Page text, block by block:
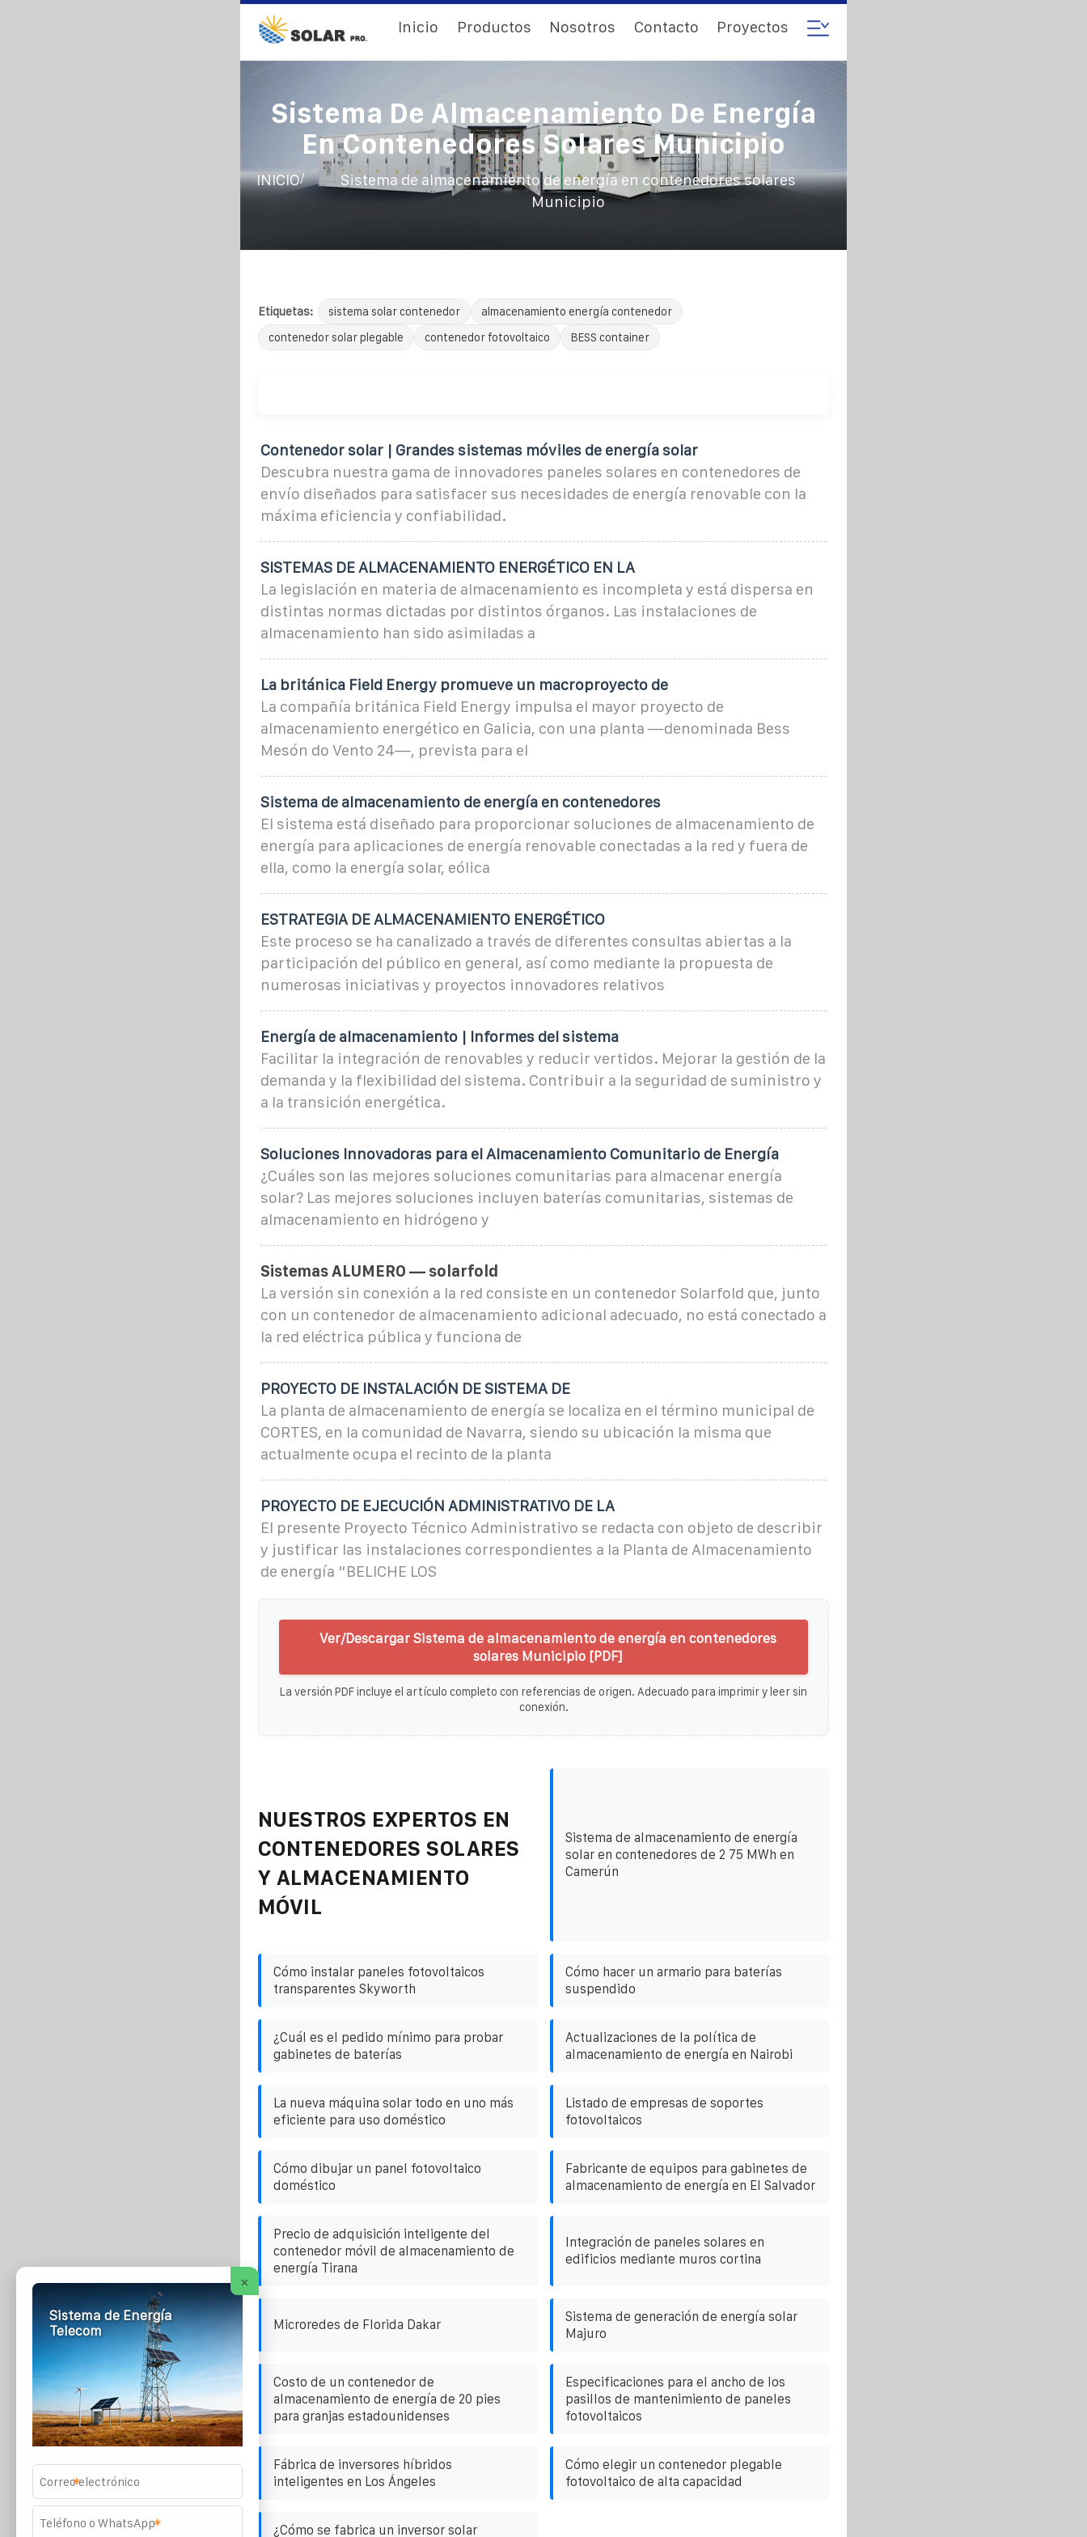
Inicio Productos Nosotros Contacto Proyectos
Sistema De Almacenamiento De Energía
En Contenedores Solares Municipio
INICIO/
Sistema de almacenamiento de energía en contenedores solares
Municipio
Etiquetas: sistema solar contenedor
almacenamiento energía contenedor
contenedor solar plegable
contenedor fotovoltaico BESS container
Contenedor solar | Grandes sistemas móviles de energía solar
Descubra nuestra gama de innovadores paneles solares en contenedores de
envío diseñados para satisfacer sus necesidades de energía renovable con la
máxima eficiencia y confiabilidad.
SISTEMAS DE ALMACENAMIENTO ENERGÉTICO EN LA
La legislación en materia de almacenamiento es incompleta y está dispersa en
distintas normas dictadas por distintos órganos. Las instalaciones de
almacenamiento han sido asimiladas a
La británica Field Energy promueve un macroproyecto de
La compañía británica Field Energy impulsa el mayor proyecto de
almacenamiento energético en Galicia, con una planta —denominada Bess
Mesón do Vento 24—, prevista para el
Sistema de almacenamiento de energía en contenedores
El sistema está diseñado para proporcionar soluciones de almacenamiento de
energía para aplicaciones de energía renovable conectadas a la red y fuera de
ella, como la energía solar, eólica
ESTRATEGIA DE ALMACENAMIENTO ENERGÉTICO
Este proceso se ha canalizado a través de diferentes consultas abiertas a la
participación del público en general, así como mediante la propuesta de
numerosas iniciativas y proyectos innovadores relativos
Energía de almacenamiento | Informes del sistema
Facilitar la integración de renovables y reducir vertidos. Mejorar la gestión de la
demanda y la flexibilidad del sistema. Contribuir a la seguridad de suministro y
a la transición energética.
Soluciones Innovadoras para el Almacenamiento Comunitario de Energía
¿Cuáles son las mejores soluciones comunitarias para almacenar energía
solar? Las mejores soluciones incluyen baterías comunitarias, sistemas de
almacenamiento en hidrógeno y
Sistemas ALUMERO — solarfold
La versión sin conexión a la red consiste en un contenedor Solarfold que, junto
con un contenedor de almacenamiento adicional adecuado, no está conectado a
la red eléctrica pública y funciona de
PROYECTO DE INSTALACIÓN DE SISTEMA DE
La planta de almacenamiento de energía se localiza en el término municipal de
CORTES, en la comunidad de Navarra, siendo su ubicación la misma que
actualmente ocupa el recinto de la planta
PROYECTO DE EJECUCIÓN ADMINISTRATIVO DE LA
El presente Proyecto Técnico Administrativo se redacta con objeto de describir
y justificar las instalaciones correspondientes a la Planta de Almacenamiento
de energía “BELICHE LOS
Ver/Descargar Sistema de almacenamiento de energía en contenedores
solares Municipio [PDF]
La versión PDF incluye el artículo completo con referencias de origen. Adecuado para imprimir y leer sin
conexión.
NUESTROS EXPERTOS EN
CONTENEDORES SOLARES
Y ALMACENAMIENTO
MÓVIL
Sistema de almacenamiento de energía
solar en contenedores de 2 75 MWh en
Camerún
Cómo instalar paneles fotovoltaicos
transparentes Skyworth
Cómo hacer un armario para baterías
suspendido
¿Cuál es el pedido mínimo para probar
gabinetes de baterías
Actualizaciones de la política de
almacenamiento de energía en Nairobi
La nueva máquina solar todo en uno más
eficiente para uso doméstico
Listado de empresas de soportes
fotovoltaicos
Cómo dibujar un panel fotovoltaico
doméstico
Fabricante de equipos para gabinetes de
almacenamiento de energía en El Salvador
Precio de adquisición inteligente del
contenedor móvil de almacenamiento de
energía Tirana
Integración de paneles solares en
edificios mediante muros cortina
Microredes de Florida Dakar
Sistema de generación de energía solar
Majuro
Costo de un contenedor de
almacenamiento de energía de 20 pies
para granjas estadounidenses
Especificaciones para el ancho de los
pasillos de mantenimiento de paneles
fotovoltaicos
Fábrica de inversores híbridos
inteligentes en Los Ángeles
Cómo elegir un contenedor plegable
fotovoltaico de alta capacidad
¿Cómo se fabrica un inversor solar
×
Sistema de Energía
Telecom
*
*